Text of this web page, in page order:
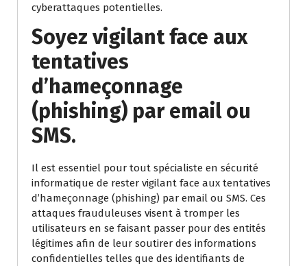
cyberattaques potentielles.
Soyez vigilant face aux
tentatives
d’hameçonnage
(phishing) par email ou
SMS.
Il est essentiel pour tout spécialiste en sécurité
informatique de rester vigilant face aux tentatives
d’hameçonnage (phishing) par email ou SMS. Ces
attaques frauduleuses visent à tromper les
utilisateurs en se faisant passer pour des entités
légitimes afin de leur soutirer des informations
confidentielles telles que des identifiants de